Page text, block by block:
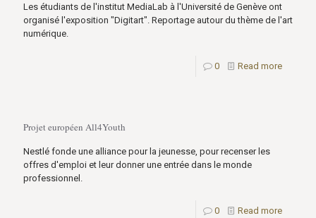
Les étudiants de l'institut MediaLab à l'Université de Genève ont
organisé l'exposition "Digitart". Reportage autour du thème de l'art
numérique.
0 Read more
Projet européen All4Youth
Nestlé fonde une alliance pour la jeunesse, pour recenser les
offres d'emploi et leur donner une entrée dans le monde
professionnel.
0 Read more